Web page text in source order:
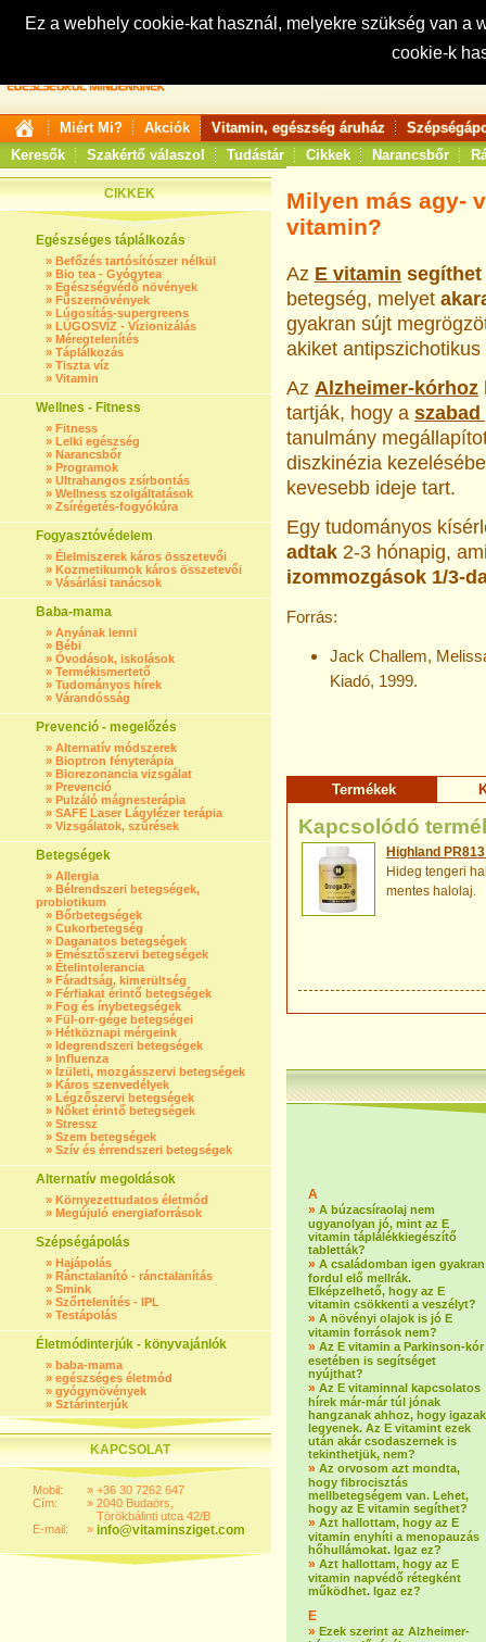
Ez a webhely cookie-kat használ, melyekre szükség van
cookie-k
Keresés:
Miért Mi? Akciók Vitamin, egészség áruház
Keresők
Szakértő válaszol Tudástár Cikkek Narancsbőr
CIKKEK
Egészséges táplálkozás
» Befőzés tartósítószer nélkül
» Bio tea - Gyógytea
» Egészségvédő növények
» Fűszernövények
» Lúgosítás-supergreens
» LÚGOSVÍZ - Vízionizálás
» Méregtelenítés
» Táplálkozás
» Tiszta víz
» Vitamin
Wellnes - Fitness
» Fitness
» Lelki egészség
» Narancsbőr
» Programok
» Ultrahangos zsírbontás
» Wellness szolgáltatások
» Zsírégetés-fogyókúra
Fogyasztóvédelem
» Élelmiszerek káros összetevői
» Kozmetikumok káros összetevői
» Vásárlási tanácsok
Baba-mama
» Anyának lenni
» Bébi
» Óvodások, iskolások
» Termékismertető
» Tudományos hírek
» Várandósság
Prevenció - megelőzés
» Alternatív módszerek
» Bioptron fényterápia
» Biorezonancia vizsgálat
» Prevenció
» Pulzáló mágnesterápia
» SAFE Laser Lágylézer terápia
» Vizsgálatok, szűrések
Betegségek
» Allergia
» Bélrendszeri betegségek,
probiotikum
» Bőrbetegségek
» Cukorbetegség
» Daganatos betegségek
» Emésztőszervi betegségek
» Ételintolerancia
» Fáradtság, kimerültség
» Férfiakat érintő betegségek
» Fog és ínybetegségek
» Fül-orr-gége betegségei
» Hétköznapi mérgeink
» Idegrendszeri betegségek
» Influenza
» Ízületi, mozgásszervi betegségek
» Káros szenvedélyek
» Légzőszervi betegségek
» Nőket érintő betegségek
» Stressz
» Szem betegségek
» Szív és érrendszeri betegségek
Alternatív megoldások
» Környezettudatos életmód
» Megújuló energiaforrások
Szépségápolás
» Hajápolás
» Ránctalanító - ránctalanítás
» Smink
» Szőrtelenítés - IPL
» Testápolás
Életmódinterjúk - könyvajánlók
» baba-mama
» egészséges életmód
» gyógynövények
» Sztárinterjúk
KAPCSOLAT
Mobil:
Cím:
E-mail:
»
»
»
+36 30 7262 647
2040 Budaörs,
Törökbálinti utca 42/B
info@vitaminsziget.com
Milyen más agy-
vitamin?
Az E vitamin segíthet
betegség, melyet
gyak­ran sújt
akiket
Az Alzheimer-kórhoz
tartják, hogy a
tanulmány
diszkinézia
kevesebb ideje tart.
Egy tudományos
adtak 2-3 hónapig,
izommozgások 1/3­-
Forrás:
Jack Challem,
Kiadó, 1999.
Termékek
Kapcsolódó
Highland
Hideg tengeri
mentes halolaj.
A
» A búzacsíraolaj nem
ugyanolyan jó, mint az E
vitamin táplálékkiegészítő
tabletták?
» A családomban igen gyakran
fordul elő mellrák.
Elképzelhető, hogy az E
vitamin csökkenti a veszélyt?
» A növényi olajok is jó E
vitamin források nem?
» Az E vitamin a Parkinson-kór
esetében is segítséget
nyújthat?
» Az E vitaminnal kapcsolatos
hírek már-már túl jónak
hangzanak ahhoz, hogy igazak
legyenek. Az E vitamint ezek
után akár csodaszernek is
tekinthetjük, nem?
» Az orvosom azt mondta,
hogy fibrocisztás
mellbetegségem van. Lehet,
hogy az E vitamin segíthet?
» Azt hallottam, hogy az E
vitamin enyhíti a menopauzás
hőhullámokat. Igaz ez?
» Azt hallottam, hogy az E
vitamin napvédő rétegként
működhet. Igaz ez?
E
» Ezek szerint az Alzheimer-